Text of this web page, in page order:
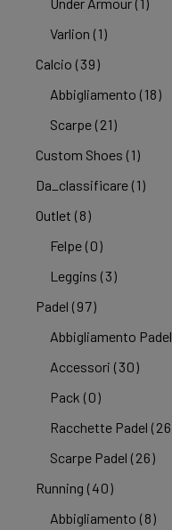
Varlion (1)
Calcio (39)
Abbigliamento (18)
Scarpe (21)
Custom Shoes (1)
Da_classificare (1)
Outlet (8)
Felpe (0)
Leggins (3)
Padel (97)
Abbigliamento Padel
Accessori (30)
Pack (0)
Racchette Padel
Scarpe Padel (26)
Running (40)
Abbigliamento (8)